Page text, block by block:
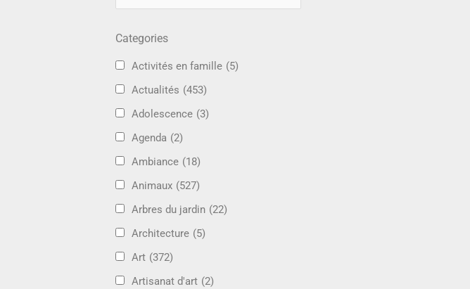
Categories
Activités en famille (5)
Actualités (453)
Adolescence (3)
Agenda (2)
Ambiance (18)
Animaux (527)
Arbres du jardin (22)
Architecture (5)
Art (372)
Artisanat d'art (2)